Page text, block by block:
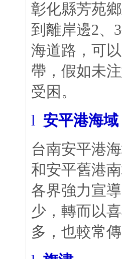
彰化縣芳苑
到離岸邊2、 3
海道路，可
帶，假如未
受困。
l 安平港海域
台南安平港
和安平舊港
各界強力宣
少，轉而以
多，也較常